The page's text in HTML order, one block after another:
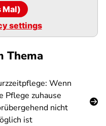
Mal)
settings
Thema
Wenn
Pflege zuhause
nicht
ist